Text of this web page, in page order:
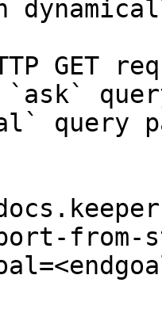
GET
`ask`
query
from-